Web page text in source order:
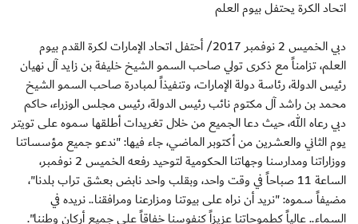
اتحاد الكرة يحتفل بيوم العلم
دبي الخميس 2 نوفمبر 2017/ أحتفل اتحاد الإمارات لكرة القدم بيوم
العلم، تزامناً مع ذكرى تولي صاحب السمو الشيخ خليفة بن زايد آل نهيان
رئيس الدولة، رئاسة دولة الإمارات، وتنفيذاً لمبادرة صاحب السمو الشيخ
محمد بن راشد آل مكتوم نائب رئيس الدولة، رئيس مجلس الوزراء، حاكم
دبي رعاه الله، حيث دعا الجميع من خلال تغريدات أطلقها سموه على تويتر
يوم الثاني والعشرين من أكتوبر الماضي، جاء فيها: "ندعو جميع مؤسساتنا
ووزاراتنا ومدارسنا وجهاتنا الحكومية لتوحيد رفعه الخميس 2 نوفمبر،
الساعة 11 صباحاً في وقت واحد، وبقلب واحد نابض بعشق تراب بلدنا"،
مضيفاً سموه: "نريد أن نراه على بيوتنا ومزارعنا ومرافقنا.. نريده في
السماء.. عالياً كطموحاتنا عزيزاً كنفوسنا خفاقاً على جميع أركان وطننا".